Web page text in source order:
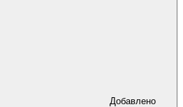
Добавлено